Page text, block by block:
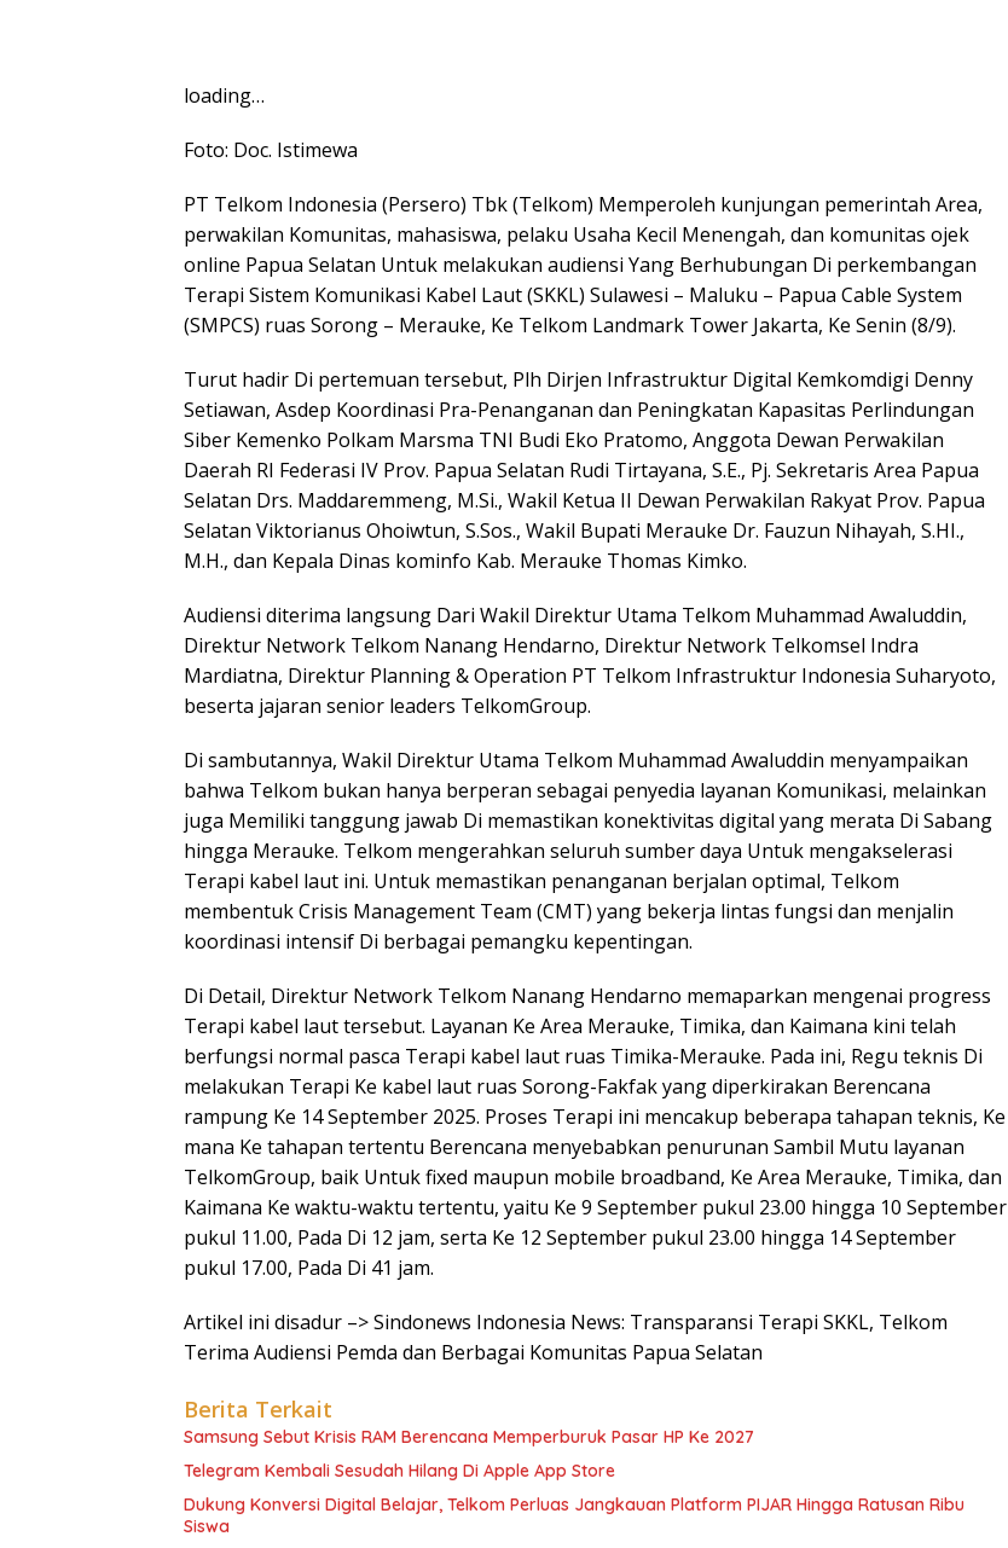
loading…
Foto: Doc. Istimewa
PT Telkom Indonesia (Persero) Tbk (Telkom) Memperoleh kunjungan pemerintah Area,
perwakilan Komunitas, mahasiswa, pelaku Usaha Kecil Menengah, dan komunitas ojek
online Papua Selatan Untuk melakukan audiensi Yang Berhubungan Di perkembangan
Terapi Sistem Komunikasi Kabel Laut (SKKL) Sulawesi – Maluku – Papua Cable System
(SMPCS) ruas Sorong – Merauke, Ke Telkom Landmark Tower Jakarta, Ke Senin (8/9).
Turut hadir Di pertemuan tersebut, Plh Dirjen Infrastruktur Digital Kemkomdigi Denny
Setiawan, Asdep Koordinasi Pra-Penanganan dan Peningkatan Kapasitas Perlindungan
Siber Kemenko Polkam Marsma TNI Budi Eko Pratomo, Anggota Dewan Perwakilan
Daerah RI Federasi IV Prov. Papua Selatan Rudi Tirtayana, S.E., Pj. Sekretaris Area Papua
Selatan Drs. Maddaremmeng, M.Si., Wakil Ketua II Dewan Perwakilan Rakyat Prov. Papua
Selatan Viktorianus Ohoiwtun, S.Sos., Wakil Bupati Merauke Dr. Fauzun Nihayah, S.HI.,
M.H., dan Kepala Dinas kominfo Kab. Merauke Thomas Kimko.
Audiensi diterima langsung Dari Wakil Direktur Utama Telkom Muhammad Awaluddin,
Direktur Network Telkom Nanang Hendarno, Direktur Network Telkomsel Indra
Mardiatna, Direktur Planning & Operation PT Telkom Infrastruktur Indonesia Suharyoto,
beserta jajaran senior leaders TelkomGroup.
Di sambutannya, Wakil Direktur Utama Telkom Muhammad Awaluddin menyampaikan
bahwa Telkom bukan hanya berperan sebagai penyedia layanan Komunikasi, melainkan
juga Memiliki tanggung jawab Di memastikan konektivitas digital yang merata Di Sabang
hingga Merauke. Telkom mengerahkan seluruh sumber daya Untuk mengakselerasi
Terapi kabel laut ini. Untuk memastikan penanganan berjalan optimal, Telkom
membentuk Crisis Management Team (CMT) yang bekerja lintas fungsi dan menjalin
koordinasi intensif Di berbagai pemangku kepentingan.
Di Detail, Direktur Network Telkom Nanang Hendarno memaparkan mengenai progress
Terapi kabel laut tersebut. Layanan Ke Area Merauke, Timika, dan Kaimana kini telah
berfungsi normal pasca Terapi kabel laut ruas Timika-Merauke. Pada ini, Regu teknis Di
melakukan Terapi Ke kabel laut ruas Sorong-Fakfak yang diperkirakan Berencana
rampung Ke 14 September 2025. Proses Terapi ini mencakup beberapa tahapan teknis, Ke
mana Ke tahapan tertentu Berencana menyebabkan penurunan Sambil Mutu layanan
TelkomGroup, baik Untuk fixed maupun mobile broadband, Ke Area Merauke, Timika, dan
Kaimana Ke waktu-waktu tertentu, yaitu Ke 9 September pukul 23.00 hingga 10 September
pukul 11.00, Pada Di 12 jam, serta Ke 12 September pukul 23.00 hingga 14 September
pukul 17.00, Pada Di 41 jam.
Artikel ini disadur –> Sindonews Indonesia News: Transparansi Terapi SKKL, Telkom
Terima Audiensi Pemda dan Berbagai Komunitas Papua Selatan
Berita Terkait
Samsung Sebut Krisis RAM Berencana Memperburuk Pasar HP Ke 2027
Telegram Kembali Sesudah Hilang Di Apple App Store
Dukung Konversi Digital Belajar, Telkom Perluas Jangkauan Platform PIJAR Hingga Ratusan Ribu
Siswa